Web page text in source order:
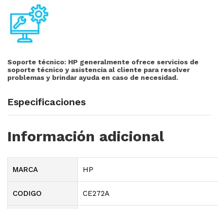
Soporte técnico: HP generalmente ofrece servicios de
soporte técnico y asistencia al cliente para resolver
problemas y brindar ayuda en caso de necesidad.
Especificaciones
Información adicional
MARCA HP
CODIGO CE272A